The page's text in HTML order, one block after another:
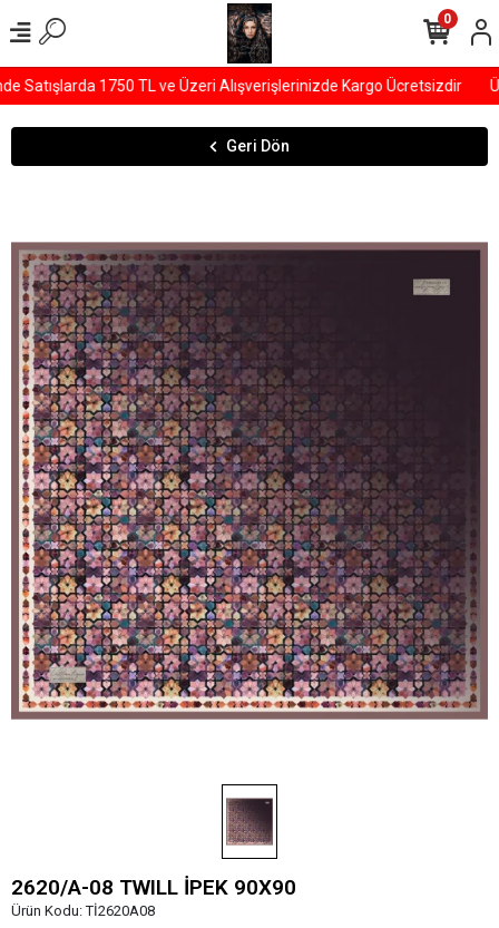
Satışlarda 1750 TL ve Üzeri Alışverişlerinizde Kargo Ücretsizdir
0
Geri Dön
2620/A-08 TWILL İPEK 90X90
Ürün Kodu:Tİ2620A08